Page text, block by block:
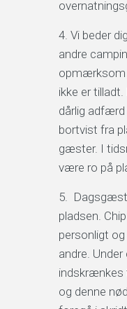
Vi beder
andre
opmærksom
ikke er
dårlig adfærd
bortvist fra
gæster. I
være ro på
pladsen.
personligt
andre.
indskrænkes
og denne